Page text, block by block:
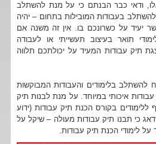
ודאי כבר הבנתם כי על מנת להשתלב
בעבודות המובילות בתחום – יהיה
יעיד על כשרונכם בו. אין זה משנה אם
תואר בעיצוב תעשייתי או לעבודה
תיק עבודות המעיד על יכולתכם תלווה
להשתלב בלימודים והעבודות המבוקשות
איכותי במיוחד. על מנת לבנות תיק
בקורס הכנת תיק עבודות (ידוע
כי תבנו תיק עבודות מעולה – שיקל על
לימודי הכנת תיק עבודות.